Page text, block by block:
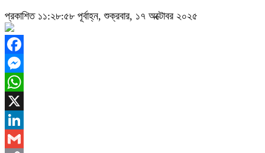
প্রকাশিত ১১:২৮:৫৮ পূর্বাহ্ন, শুক্রবার, ১৭ অক্টোবর ২০২৫
Facebook
Messenger
WhatsApp
X
LinkedIn